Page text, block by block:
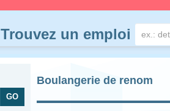
Trouvez un emploi
Boulangerie de renom